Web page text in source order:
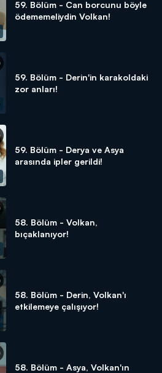
59. Bölüm - Can borcunu böyle
ödememeliydin Volkan!
59. Bölüm - Derin'in karakoldaki
zor anları!
59. Bölüm - Derya ve Asya
arasında ipler gerildi!
58. Bölüm - Volkan,
bıçaklanıyor!
58. Bölüm - Derin, Volkan'ı
etkilemeye çalışıyor!
58. Bölüm - Asya, Volkan'ın